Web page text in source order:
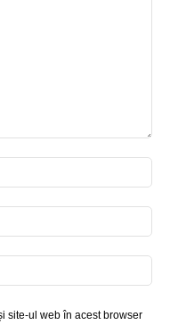
site-ul web în acest browser